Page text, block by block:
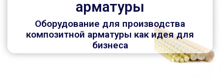
арматуры
Оборудование для производства
композитной арматуры как идея для
бизнеса